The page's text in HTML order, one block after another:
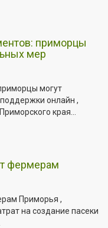
приморцы
мер
могут
онлайн ,
края...
фермерам
Приморья ,
на создание пасеки